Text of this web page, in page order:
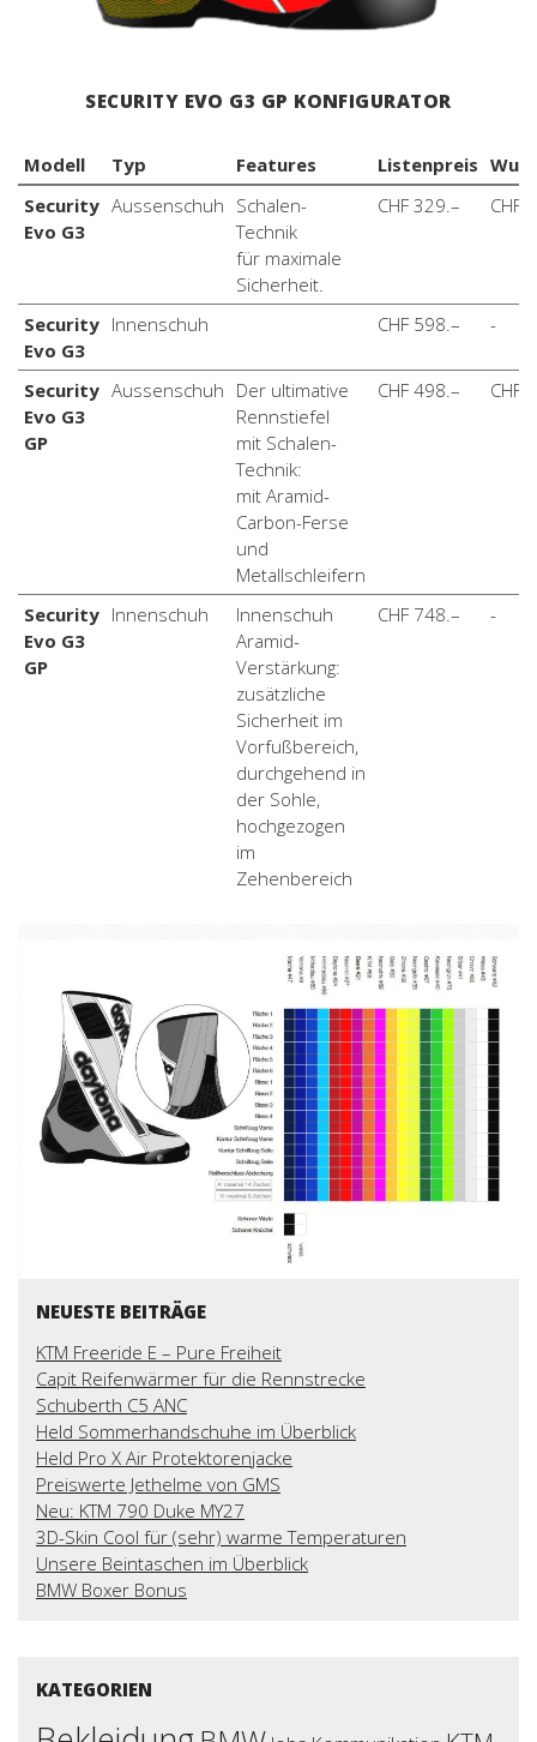
SECURITY EVO G3 GP KONFIGURATOR
Modell Typ Features Listenpreis
Security
Evo G3
Aussenschuh Schalen-
Technik
für maximale
Sicherheit.
CHF 329.– CHF
Security
Evo G3
Innenschuh CHF 598.– -
Security
Evo G3
GP
Aussenschuh Der ultimative
Rennstiefel
mit Schalen-
Technik:
mit Aramid-
Carbon-Ferse
und
Metallschleifern
CHF 498.– CHF
Security
Evo G3
GP
Innenschuh
Innenschuh
Aramid-
Verstärkung:
zusätzliche
Sicherheit im
Vorfußbereich,
durchgehend in
der Sohle,
hochgezogen
im
Zehenbereich
CHF 748.– -
NEUESTE BEITRÄGE
KTM Freeride E – Pure Freiheit
Capit Reifenwärmer für die Rennstrecke
Schuberth C5 ANC
Held Sommerhandschuhe im Überblick
Held Pro X Air Protektorenjacke
Preiswerte Jethelme von GMS
Neu: KTM 790 Duke MY27
3D-Skin Cool für (sehr) warme Temperaturen
Unsere Beintaschen im Überblick
BMW Boxer Bonus
KATEGORIEN